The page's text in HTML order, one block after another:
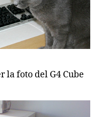
la foto del G4 Cube